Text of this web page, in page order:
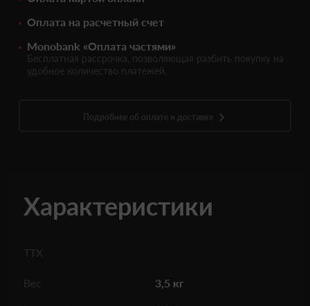
Оплата на расчетный счет
Monobank «Оплата частями»
Бесплатная рассрочка, позволяющая разбить покупку на
удобное количество платежей.
Подробнее об оплате и доставке
Характеристики
ТТХ
Вес 3,5 кг